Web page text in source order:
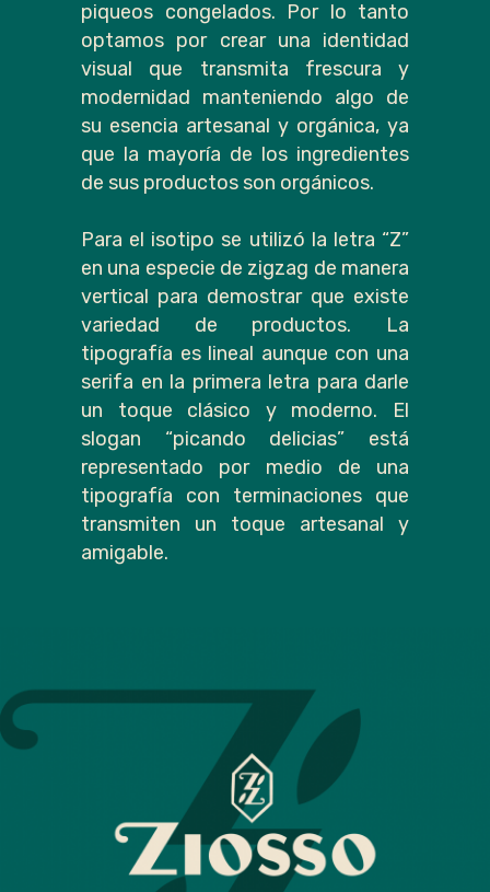
piqueos congelados. Por lo tanto
optamos por crear una identidad
visual que transmita frescura y
modernidad manteniendo algo de
su esencia artesanal y orgánica, ya
que la mayoría de los ingredientes
de sus productos son orgánicos.
Para el isotipo se utilizó la letra “Z”
en una especie de zigzag de manera
vertical para demostrar que existe
variedad de productos. La
tipografía es lineal aunque con una
serifa en la primera letra para darle
un toque clásico y moderno. El
slogan “picando delicias” está
representado por medio de una
tipografía con terminaciones que
transmiten un toque artesanal y
amigable.